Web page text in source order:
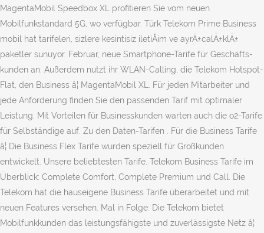
MagentaMobil Speedbox XL profitieren Sie vom neuen
Mobilfunkstandard 5G, wo verfügbar. Türk Telekom Prime Business
mobil hat tarifeleri, sizlere kesintisiz iletiÅim ve ayrÄ±calÄ±klÄ±
paketler sunuyor. Februar, neue Smart­phone-Tarife für Geschäfts­
kunden an. Außerdem nutzt ihr WLAN-Calling, die Telekom Hotspot-
Flat, den Business â¦ MagentaMobil XL. Für jeden Mitarbeiter und
jede Anforderung finden Sie den passenden Tarif mit optimaler
Leistung. Mit Vorteilen für Businesskunden warten auch die o2-Tarife
für Selbständige auf. Zu den Daten-Tarifen . Für die Business Tarife
â¦ Die Business Flex Tarife wurden speziell für Großkunden
entwickelt. Unsere beliebtesten Tarife. Telekom Business Tarife im
Überblick: Complete Comfort, Complete Premium und Call. Die
Telekom hat die hauseigene Business Tarife überarbeitet und mit
neuen Features versehen. Mal in Folge: Die Telekom bietet
Mobilfunkkunden das leistungsfähigste und zuverlässigste Netz â¦